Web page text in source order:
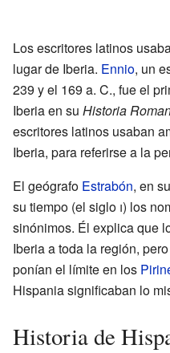
Los escritores latinos
lugar de Iberia. Ennio, un
239 y el 169 a. C., fue el
Iberia en su Historia
escritores latinos usaban
Iberia, para referirse a la
El geógrafo Estrabón, en
su tiempo (el siglo i) los
sinónimos. Él explica que
Iberia a toda la región,
ponían el límite en los
Hispania significaban lo
Historia de